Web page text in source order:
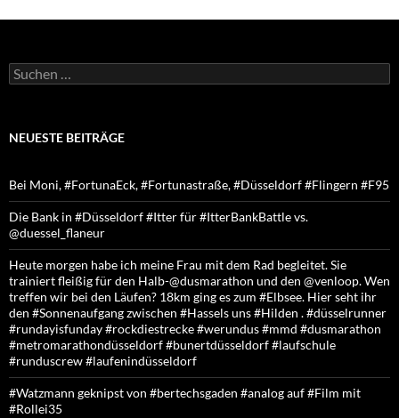
Suchen
nach:
NEUESTE BEITRÄGE
Bei Moni, #FortunaEck, #Fortunastraße, #Düsseldorf #Flingern #F95
Die Bank in #Düsseldorf #Itter für #ItterBankBattle vs.
@duessel_flaneur
Heute morgen habe ich meine Frau mit dem Rad begleitet. Sie
trainiert fleißig für den Halb-@dusmarathon und den @venloop. Wen
treffen wir bei den Läufen? 18km ging es zum #Elbsee. Hier seht ihr
den #Sonnenaufgang zwischen #Hassels uns #Hilden . #düsselrunner
#rundayisfunday #rockdiestrecke #werundus #mmd #dusmarathon
#metromarathondüsseldorf #bunertdüsseldorf #laufschule
#runduscrew #laufenindüsseldorf
#Watzmann geknipst von #bertechsgaden #analog auf #Film mit
#Rollei35